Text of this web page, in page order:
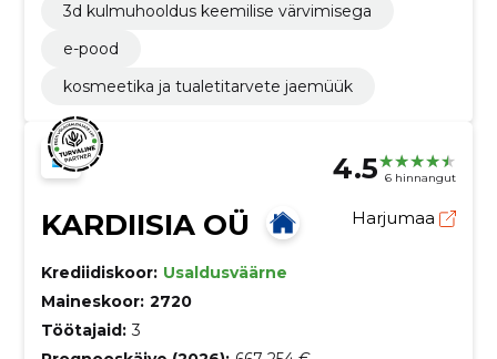
3d kulmuhooldus keemilise värvimisega
e-pood
kosmeetika ja tualetitarvete jaemüük
4.5 6 hinnangut
KARDIISIA OÜ Harjumaa
Krediidiskoor: Usaldusväärne
Maineskoor: 2720
Töötajaid: 3